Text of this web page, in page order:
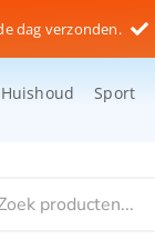
dag verzonden.
Huishoud Sport